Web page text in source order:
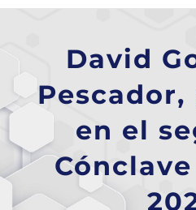
David
en el
Cónclave